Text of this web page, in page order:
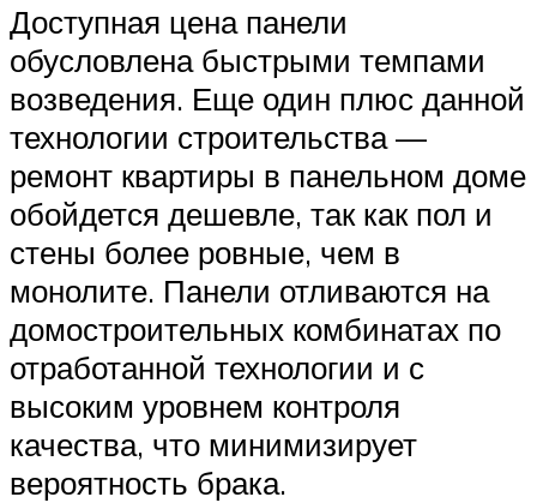
Доступная цена панели
обусловлена быстрыми темпами
возведения. Еще один плюс данной
технологии строительства —
ремонт квартиры в панельном доме
обойдется дешевле, так как пол и
стены более ровные, чем в
монолите. Панели отливаются на
домостроительных комбинатах по
отработанной технологии и с
высоким уровнем контроля
качества, что минимизирует
вероятность брака.